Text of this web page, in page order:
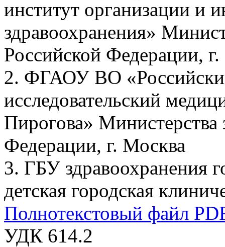
институт организации и
здравоохранения»
Российской Федерации,
2. ФГАОУ ВО
исследовательский
Пирогова» Министерства
Федерации, г. Москва
3. ГБУ здравоохранения
детская городская
Полнотекстовый файл
УДК 614.2